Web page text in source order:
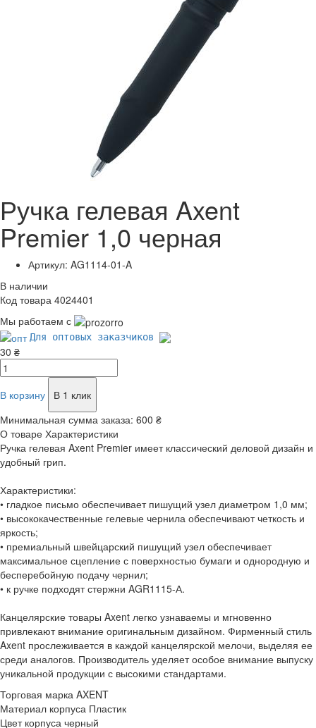
Ручка гелевая Axent
Premier 1,0 черная
Артикул: AG1114-01-A
В наличии
Код товара 4024401
Мы работаем с
Для оптовых заказчиков
30 ₴
В корзину
В 1 клик
Минимальная сумма заказа: 600 ₴
О товаре Характеристики
Ручка гелевая Axent Premier имеет классический деловой дизайн и
удобный грип.
Характеристики:
• гладкое письмо обеспечивает пишущий узел диаметром 1,0 мм;
• высококачественные гелевые чернила обеспечивают четкость и
яркость;
• премиальный швейцарский пишущий узел обеспечивает
максимальное сцепление с поверхностью бумаги и однородную и
бесперебойную подачу чернил;
• к ручке подходят стержни AGR1115-А.
Канцелярские товары Axent легко узнаваемы и мгновенно
привлекают внимание оригинальным дизайном. Фирменный стиль
Axent прослеживается в каждой канцелярской мелочи, выделяя ее
среди аналогов. Производитель уделяет особое внимание выпуску
уникальной продукции с высокими стандартами.
Торговая марка AXENT
Материал корпуса Пластик
Цвет корпуса черный